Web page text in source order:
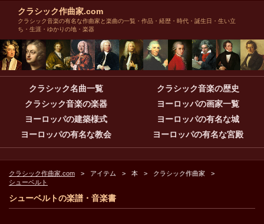
クラシック作曲家.com
クラシック音楽の有名な作曲家と楽曲の一覧・作品・経歴・時代・誕生日・生い立
ち・生涯・ゆかりの地・楽器
クラシック名曲一覧
クラシック音楽の歴史
クラシック音楽の楽器
ヨーロッパの画家一覧
ヨーロッパの建築様式
ヨーロッパの有名な城
ヨーロッパの有名な教会
ヨーロッパの有名な宮殿
クラシック作曲家.com アイテム 本
クラシック作曲家
シューベルト
シューベルトの楽譜・音楽書